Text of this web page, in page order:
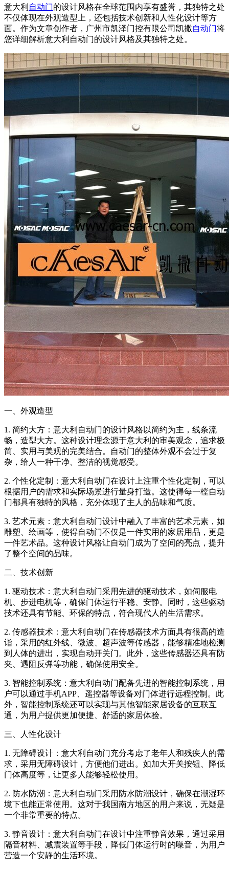
意大利 自动门的设计风格在全球范围内享有盛誉，其独特之处
不仅体现在外观造型上，还包括技术创新和人性化设计等方
面。作为文章创作者，广州市凯泽门控有限公司凯撒自动门将
您详细解析意大利自动门的设计风格及其独特之处。
一、外观造型
1. 简约大方：意大利自动门的设计风格以简约为主，线条流
畅，造型大方。这种设计理念源于意大利的审美观念，追求极
简、实用与美观的完美结合。自动门的整体外观不会过于复
杂，给人一种干净、整洁的视觉感受。
2. 个性化定制：意大利自动门在设计上注重个性化定制，可以
根据用户的需求和实际场景进行量身打造。这使得每一樘自动
门都具有独特的风格，充分体现了主人的品味和气质。
3. 艺术元素：意大利自动门设计中融入了丰富的艺术元素，如
雕塑、绘画等，使得自动门不仅是一件实用的家居用品，更是
一件艺术品。这种设计风格让自动门成为了空间的亮点，提升
了整个空间的品味。
二、技术创新
1. 驱动技术：意大利自动门采用先进的驱动技术，如伺服电
机、步进电机等，确保门体运行平稳、安静。同时，这些驱动
技术还具有节能、环保的特点，符合现代人的生活需求。
2. 传感器技术：意大利自动门在传感器技术方面具有很高的造
诣，采用的红外线、微波、超声波等传感器，能够精准地检测
到人体的进出，实现自动开关门。此外，这些传感器还具有防
夹、遇阻反弹等功能，确保使用安全。
3. 智能控制系统：意大利自动门配备先进的智能控制系统，用
户可以通过手机APP、遥控器等设备对门体进行远程控制。此
外，智能控制系统还可以实现与其他智能家居设备的互联互
通，为用户提供更加便捷、舒适的家居体验。
三、人性化设计
1. 无障碍设计：意大利自动门充分考虑了老年人和残疾人的需
求，采用无障碍设计，方便他们进出。如加大开关按钮、降低
门体高度等，让更多人能够轻松使用。
2. 防水防潮：意大利自动门采用防水防潮设计，确保在潮湿环
境下也能正常使用。这对于我国南方地区的用户来说，无疑是
一个非常重要的特点。
3. 静音设计：意大利自动门在设计中注重静音效果，通过采用
隔音材料、减震装置等手段，降低门体运行时的噪音，为用户
营造一个安静的生活环境。